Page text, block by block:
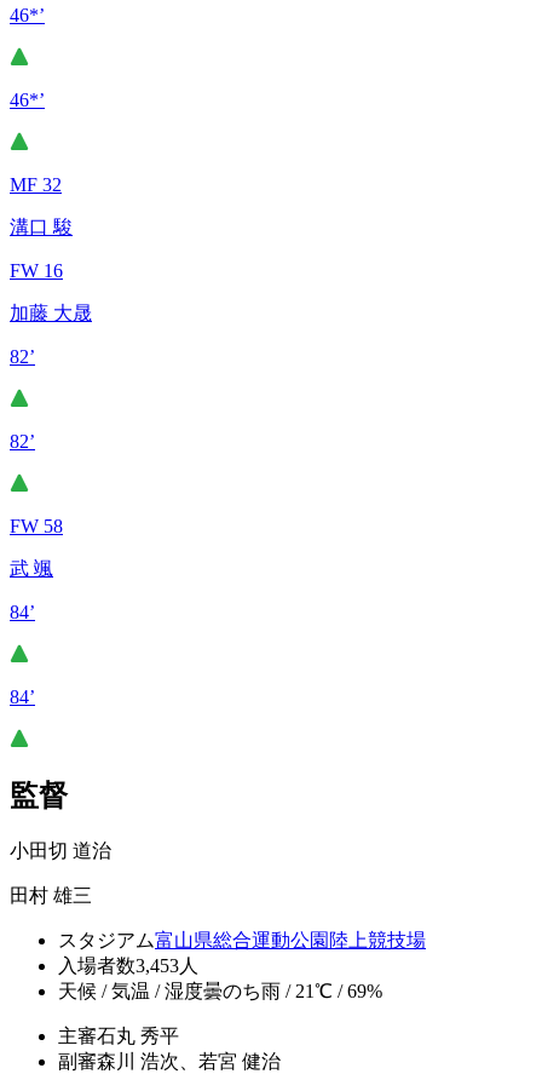
46*’
46*’
MF 32
溝口 駿
FW 16
加藤 大晟
82’
82’
FW 58
武 颯
84’
84’
監督
小田切 道治
田村 雄三
スタジアム富山県総合運動公園陸上競技場
入場者数3,453人
天候 / 気温 / 湿度曇のち雨 / 21℃ / 69%
主審石丸 秀平
副審森川 浩次、若宮 健治